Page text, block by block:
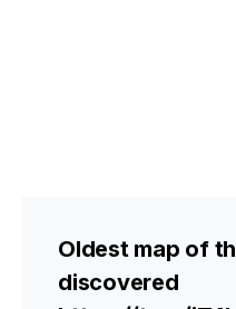
Oldest map of
discovered